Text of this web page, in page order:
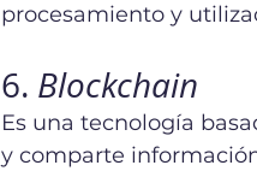
procesamiento y
6. Blockchain
Es una tecnología
y comparte